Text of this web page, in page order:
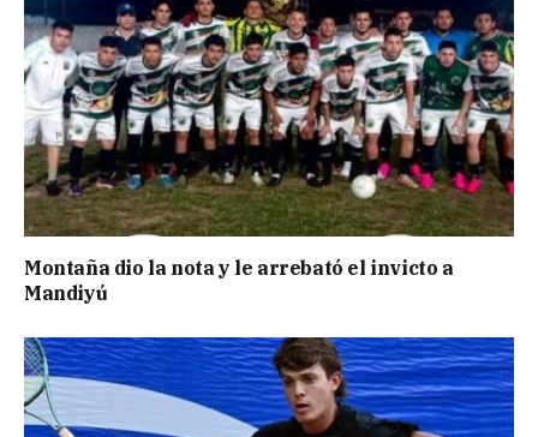
Montaña dio la nota y le arrebató el invicto a
Mandiyú